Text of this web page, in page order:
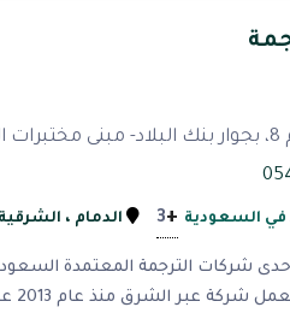
السعودية +
3 الدمام ، الشرقية